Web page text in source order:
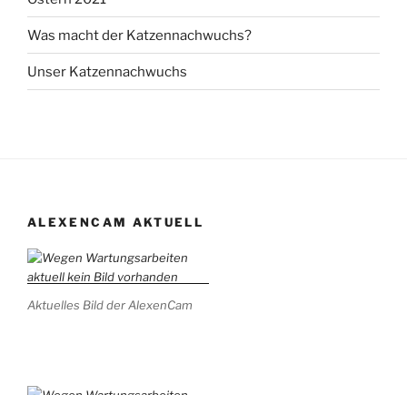
Was macht der Katzennachwuchs?
Unser Katzennachwuchs
ALEXENCAM AKTUELL
Aktuelles Bild der AlexenCam